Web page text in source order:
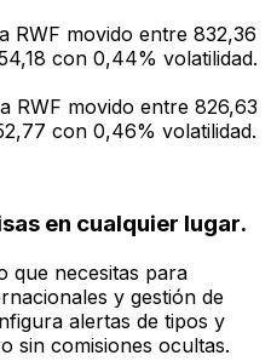
RWF movido entre 832,36
con 0,44% volatilidad.
RWF movido entre 826,63
con 0,46% volatilidad.
en cualquier lugar.
que necesitas para
y gestión de
alertas de tipos y
sin comisiones ocultas.